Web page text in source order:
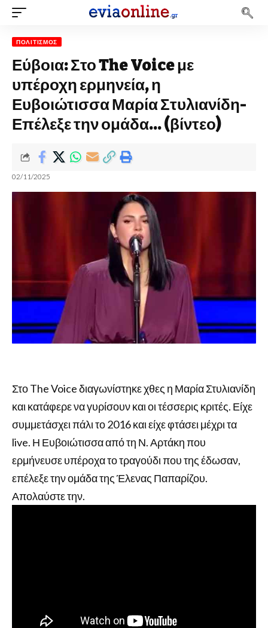
ΠΟΛΙΤΙΣΜΌΣ
Εύβοια: Στο The Voice με
υπέροχη ερμηνεία, η
Ευβοιώτισσα Μαρία Στυλιανίδη-
Επέλεξε την ομάδα… (βίντεο)
02/11/2025
Στο The Voice διαγωνίστηκε χθες η Μαρία Στυλιανίδη
και κατάφερε να γυρίσουν και οι τέσσερις κριτές. Είχε
συμμετάσχει πάλι το 2016 και είχε φτάσει μέχρι τα
live. Η Ευβοιώτισσα από τη Ν. Αρτάκη που
ερμήνευσε υπέροχα το τραγούδι που της έδωσαν,
επέλεξε την ομάδα της Έλενας Παπαρίζου.
Απολαύστε την.